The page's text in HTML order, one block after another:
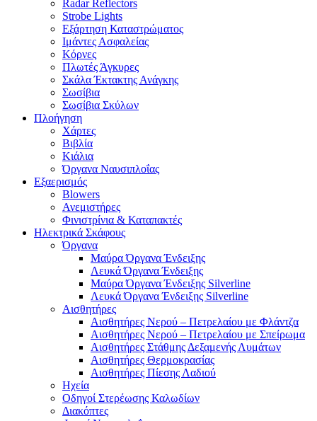
Radar Reflectors
Strobe Lights
Εξάρτηση Καταστρώματος
Ιμάντες Ασφαλείας
Κόρνες
Πλωτές Άγκυρες
Σκάλα Έκτακτης Ανάγκης
Σωσίβια
Σωσίβια Σκύλων
Πλοήγηση
Χάρτες
Βιβλία
Κιάλια
Όργανα Ναυσιπλοΐας
Εξαερισμός
Blowers
Ανεμιστήρες
Φινιστρίνια & Καταπακτές
Ηλεκτρικά Σκάφους
Όργανα
Μαύρα Όργανα Ένδειξης
Λευκά Όργανα Ένδειξης
Μαύρα Όργανα Ένδειξης Silverline
Λευκά Όργανα Ένδειξης Silverline
Αισθητήρες
Αισθητήρες Νερού – Πετρελαίου με Φλάντζα
Αισθητήρες Νερού – Πετρελαίου με Σπείρωμα
Αισθητήρες Στάθμης Δεξαμενής Λυμάτων
Αισθητήρες Θερμοκρασίας
Αισθητήρες Πίεσης Λαδιού
Ηχεία
Οδηγοί Στερέωσης Καλωδίων
Διακόπτες